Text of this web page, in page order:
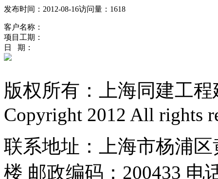
发布时间：2012-08-16访问量：1618
客户名称：
项目工期：
日 期：
版权所有：上海同建工
Copyright 2012 All rights
联系地址：上海市杨浦
楼 邮政编码：200433 电